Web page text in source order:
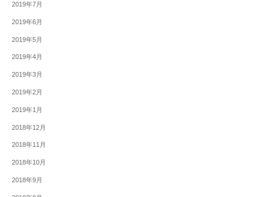
2019年7月
2019年6月
2019年5月
2019年4月
2019年3月
2019年2月
2019年1月
2018年12月
2018年11月
2018年10月
2018年9月